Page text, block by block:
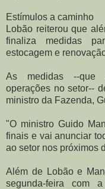
Estímulos a caminho
Lobão reiterou que
finaliza medidas
estocagem e
As medidas --que
operações no setor--
ministro da Fazenda,
"O ministro Guido
finais e vai anunciar
ao setor nos próximos
Além de Lobão e
segunda-feira com